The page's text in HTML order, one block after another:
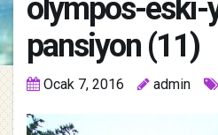
olympos-eski-
pansiyon (11)
Ocak 7, 2016 admin